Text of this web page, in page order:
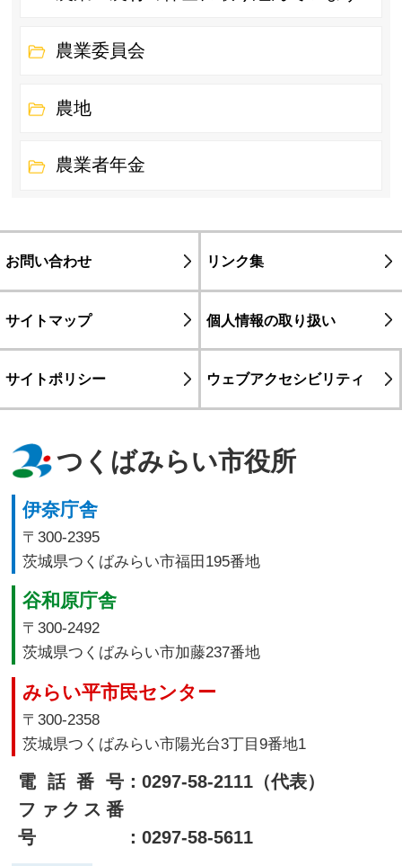
農業委員会
農地
農業者年金
お問い合わせ リンク集
サイトマップ 個人情報の取り扱い
サイトポリシー ウェブアクセシビリティ
つくばみらい市役所
伊奈庁舎
〒300-2395
茨城県つくばみらい市福田195番地
谷和原庁舎
〒300-2492
茨城県つくばみらい市加藤237番地
みらい平市民センター
〒300-2358
茨城県つくばみらい市陽光台3丁目9番地1
電話番号：0297-58-2111（代表）
ファクス番
号
：0297-58-5611